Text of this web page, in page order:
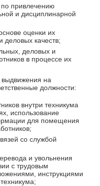
по привлечению
и дисциплинарной
оценки их
деловых качеств;
деловых и
в процессе их
на
должности:
внутри техникума
использование
для помещения
со службой
и увольнения
с трудовым
инструкциями